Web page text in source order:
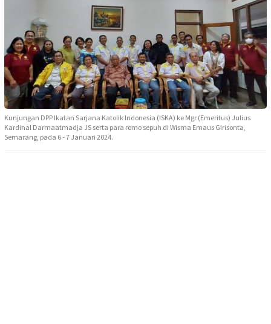
Kunjungan DPP Ikatan Sarjana Katolik Indonesia (ISKA) ke Mgr (Emeritus) Julius
Kardinal Darmaatmadja JS serta para romo sepuh di Wisma Emaus Girisonta,
Semarang, pada 6 - 7 Januari 2024.